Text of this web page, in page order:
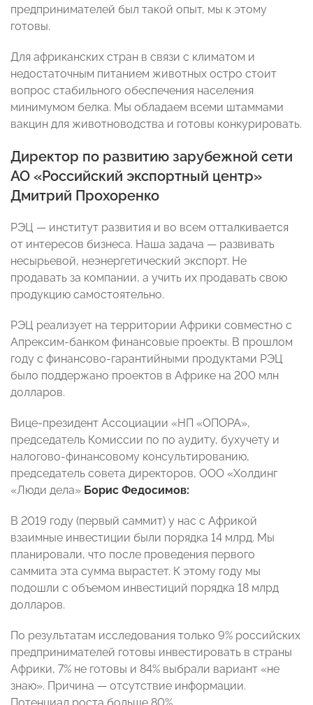
предпринимателей был такой опыт, мы к этому
готовы.
Для африканских стран в связи с климатом и
недостаточным питанием животных остро стоит
вопрос стабильного обеспечения населения
минимумом белка. Мы обладаем всеми штаммами
вакцин для животноводства и готовы конкурировать.
Директор по развитию зарубежной сети
АО «Российский экспортный центр»
Дмитрий Прохоренко
РЭЦ — институт развития и во всем отталкивается
от интересов бизнеса. Наша задача — развивать
несырьевой, неэнергетический экспорт. Не
продавать за компании, а учить их продавать свою
продукцию самостоятельно.
РЭЦ реализует на территории Африки совместно с
Апрексим-банком финансовые проекты. В прошлом
году с финансово-гарантийными продуктами РЭЦ
было поддержано проектов в Африке на 200 млн
долларов.
Вице-президент Ассоциации «НП «ОПОРА»,
председатель Комиссии по по аудиту, бухучету и
налогово-финансовому консультированию,
председатель совета директоров, ООО «Холдинг
«Люди дела» Борис Федосимов:
В 2019 году (первый саммит) у нас с Африкой
взаимные инвестиции были порядка 14 млрд. Мы
планировали, что после проведения первого
саммита эта сумма вырастет. К этому году мы
подошли с объемом инвестиций порядка 18 млрд
долларов.
По результатам исследования только 9% российских
предпринимателей готовы инвестировать в страны
Африки, 7% не готовы и 84% выбрали вариант «не
знаю». Причина — отсутствие информации.